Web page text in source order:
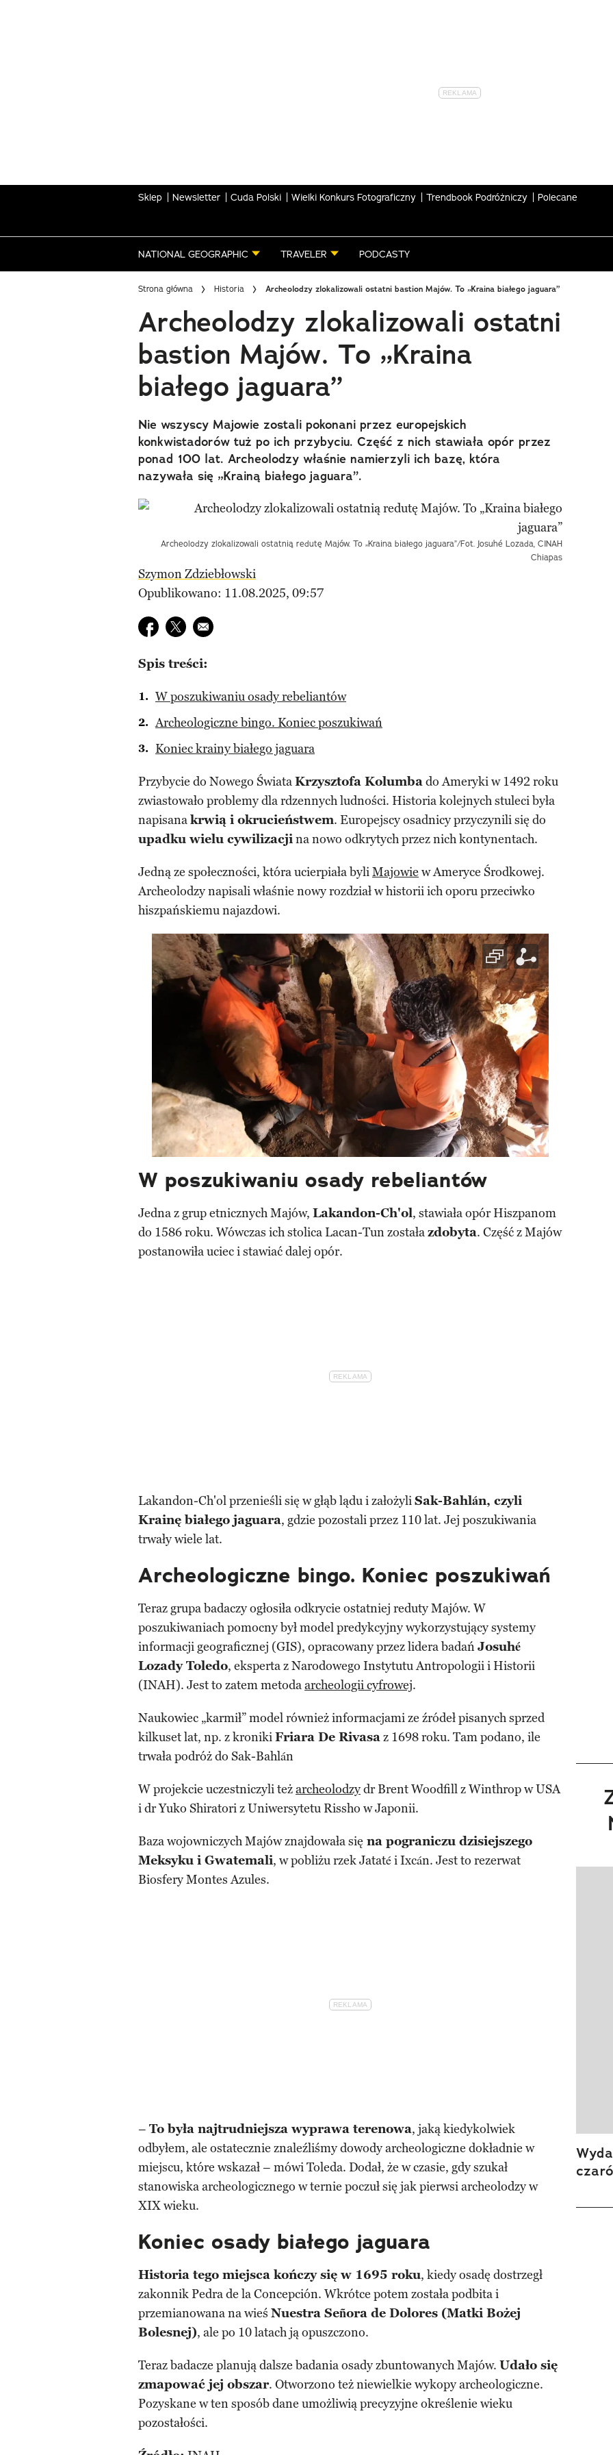
Sklep Newsletter Cuda Polski Wielki Konkurs Fotograficzny Trendbook Podróżniczy Polecane
NATIONAL GEOGRAPHIC TRAVELER PODCASTY
Strona główna Historia Archeolodzy zlokalizowali ostatni bastion Majów. To „Kraina białego jaguara”
Archeolodzy zlokalizowali ostatni
bastion Majów. To „Kraina
białego jaguara”
Nie wszyscy Majowie zostali pokonani przez europejskich
konkwistadorów tuż po ich przybyciu. Część z nich stawiała opór przez
ponad 100 lat. Archeolodzy właśnie namierzyli ich bazę, która
nazywała się „Krainą białego jaguara”.
Archeolodzy zlokalizowali ostatnią redutę Majów. To „Kraina białego jaguara”/Fot. Josuhé Lozada, CINAH
Chiapas
Szymon Zdziebłowski
Opublikowano: 11.08.2025, 09:57
Udostępnij na facebook
Udostępnij na twitter
E-mail do przyjaciela
Spis treści:
W poszukiwaniu osady rebeliantów
Archeologiczne bingo. Koniec poszukiwań
Koniec krainy białego jaguara
Przybycie do Nowego ŚwiataKrzysztofa Kolumbado Ameryki w 1492 roku
zwiastowało problemy dla rdzennych ludności. Historia kolejnych stuleci była
napisanakrwią i okrucieństwem. Europejscy osadnicy przyczynili się do
upadku wielu cywilizacjina nowo odkrytych przez nich kontynentach.
Jedną ze społeczności, która ucierpiała byliMajowie w Ameryce Środkowej.
Archeolodzy napisali właśnie nowy rozdział w historii ich oporu przeciwko
hiszpańskiemu najazdowi.
W poszukiwaniu osady rebeliantów
Jedna z grup etnicznych Majów, Lakandon-Ch'ol, stawiała opór Hiszpanom
do 1586 roku. Wówczas ich stolica Lacan-Tun zostałazdobyta. Część z Majów
postanowiła uciec i stawiać dalej opór.
Lakandon-Ch'ol przenieśli się w głąb lądu i założyliSak-Bahlán, czyli
Krainę białego jaguara, gdzie pozostali przez 110 lat. Jej poszukiwania
trwały wiele lat.
Archeologiczne bingo. Koniec poszukiwań
Teraz grupa badaczy ogłosiła odkrycie ostatniej reduty Majów. W
poszukiwaniach pomocny był model predykcyjny wykorzystujący systemy
informacji geograficznej (GIS), opracowany przez lidera badańJosuhé
Lozady Toledo, eksperta z Narodowego Instytutu Antropologii i Historii
(INAH). Jest to zatem metodaarcheologii cyfrowej.
Naukowiec „karmił” model również informacjami ze źródeł pisanych sprzed
kilkuset lat, np. z kronikiFriara De Rivasaz 1698 roku. Tam podano, ile
trwała podróż do Sak-Bahlán
W projekcie uczestniczyli teżarcheolodzydr Brent Woodfill z Winthrop w USA
i dr Yuko Shiratori z Uniwersytetu Rissho w Japonii.
Baza wojowniczych Majów znajdowała się na pograniczu dzisiejszego
Meksyku i Gwatemali, w pobliżu rzek Jataté i Ixcán. Jest to rezerwat
Biosfery Montes Azules.
– To była najtrudniejsza wyprawa terenowa, jaką kiedykolwiek
odbyłem, ale ostatecznie znaleźliśmy dowody archeologiczne dokładnie w
miejscu, które wskazał – mówi Toleda. Dodał, że w czasie, gdy szukał
stanowiska archeologicznego w ternie poczuł się jak pierwsi archeolodzy w
XIX wieku.
Koniec osady białego jaguara
Historia tego miejsca kończy się w 1695 roku, kiedy osadę dostrzegł
zakonnik Pedra de la Concepción. Wkrótce potem została podbita i
przemianowana na wieś Nuestra Señora de Dolores (Matki Bożej
Bolesnej), ale po 10 latach ją opuszczono.
Teraz badacze planują dalsze badania osady zbuntowanych Majów. Udało się
zmapować jej obszar. Otworzono też niewielkie wykopy archeologiczne.
Pozyskane w ten sposób dane umożliwią precyzyjne określenie wieku
pozostałości.